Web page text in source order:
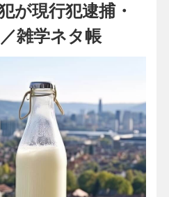
が現行犯逮捕・
雑学ネタ帳